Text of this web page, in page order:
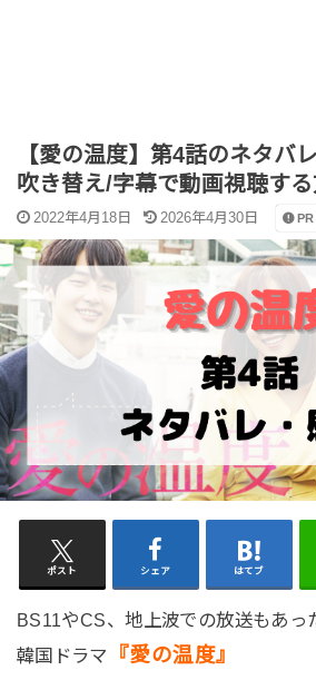
【愛の温度】第4話のネタバ
吹き替え/字幕で動画視聴する
2022年4月18日 2026年4月30日 PR
ポスト シェア はてブ
BS11やCS、地上波での放送もあっ
韓国ドラマ
『愛の温度』